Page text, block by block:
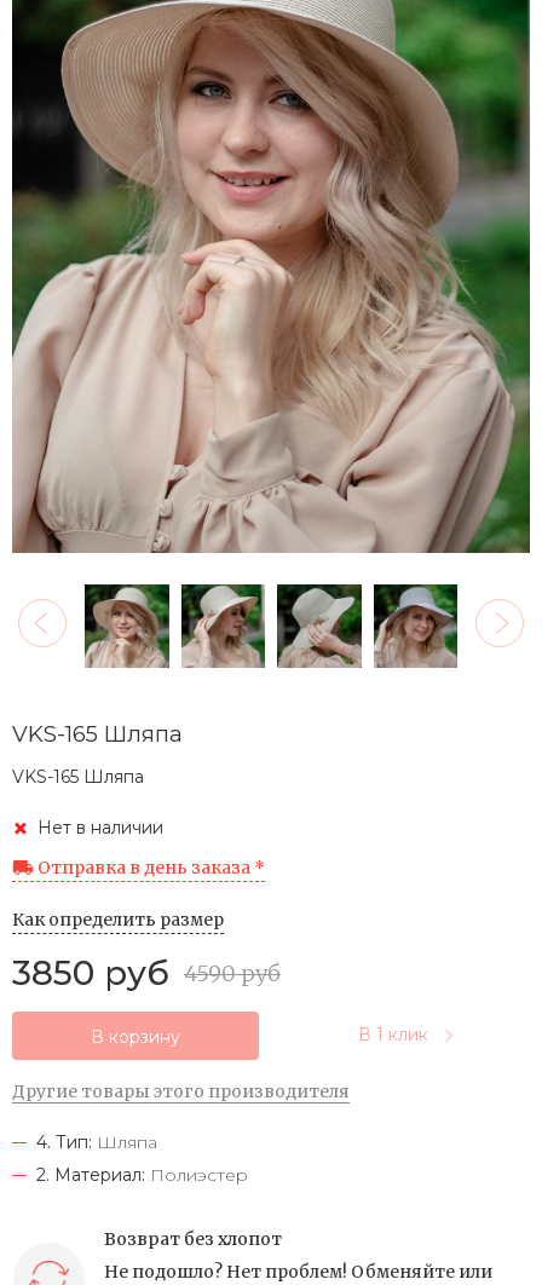
VKS-165 Шляпа
VKS-165 Шляпа
Нет в наличии
Отправка в день заказа *
Как определить размер
3850 руб 4590 руб
В корзину В 1 клик
Другие товары этого производителя
4. Тип: Шляпа
2. Материал: Полиэстер
Возврат без хлопот
Не подошло? Нет проблем! Обменяйте или